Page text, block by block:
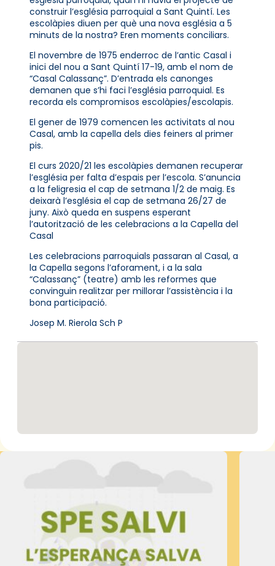
construir l’església parroquial a Sant Quintí. Les
escolàpies diuen per què una nova església a 5
minuts de la nostra? Eren moments conciliars.
El novembre de 1975 enderroc de l’antic Casal i
inici del nou a Sant Quintí 17-19, amb el nom de
“Casal Calassanç”. D’entrada els canonges
demanen que s’hi faci l’església parroquial. Es
recorda els compromisos escolàpies/escolapis.
El gener de 1979 comencen les activitats al nou
Casal, amb la capella dels dies feiners al primer
pis.
El curs 2020/21 les escolàpies demanen recuperar
l’església per falta d’espais per l’escola. S’anuncia
a la feligresia el cap de setmana 1/2 de maig. Es
deixarà l’església el cap de setmana 26/27 de
juny. Això queda en suspens esperant
l’autorització de les celebracions a la Capella del
Casal
Les celebracions parroquials passaran al Casal, a
la Capella segons l’aforament, i a la sala
“Calassanç” (teatre) amb les reformes que
convinguin realitzar per millorar l’assistència i la
bona participació.
Josep M. Rierola Sch P